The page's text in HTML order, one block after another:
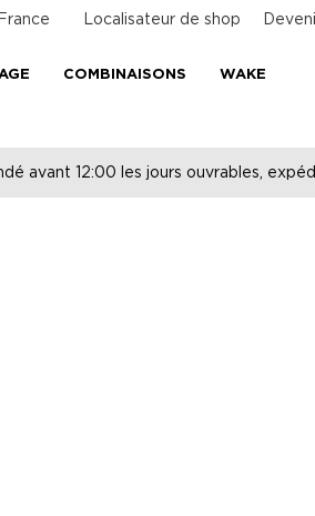
Localisateur de shop
France
COMBINAISONS WAKE
avant 12:00 les jours ouvrables,